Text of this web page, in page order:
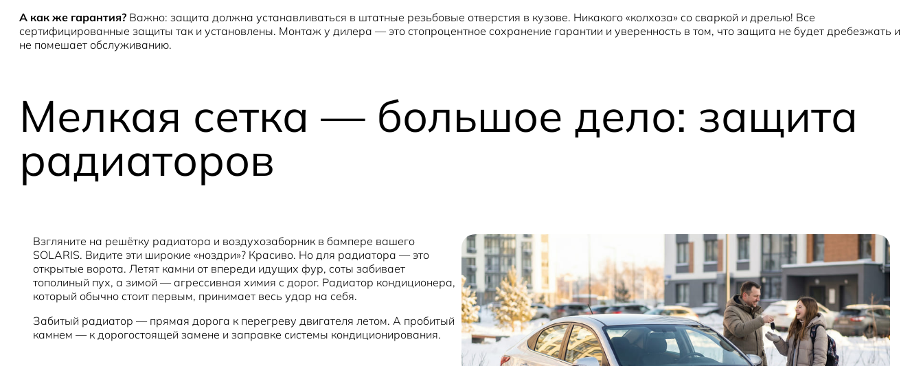
А как же гарантия? Важно: защита должна устанавливаться в штатные резьбовые отверстия в кузове. Никакого «колхоза» со сваркой и дрелью! Все
сертифицированные защиты так и установлены. Монтаж у дилера — это стопроцентное сохранение гарантии и уверенность в том, что защита не будет дребезжать и
не помешает обслуживанию.
Мелкая сетка — большое дело: защита
радиаторов
Взгляните на решётку радиатора и воздухозаборник в бампере вашего
SOLARIS. Видите эти широкие «ноздри»? Красиво. Но для радиатора — это
открытые ворота. Летят камни от впереди идущих фур, соты забивает
тополиный пух, а зимой — агрессивная химия с дорог. Радиатор кондиционера,
который обычно стоит первым, принимает весь удар на себя.
Забитый радиатор — прямая дорога к перегреву двигателя летом. А пробитый
камнем — к дорогостоящей замене и заправке системы кондиционирования.